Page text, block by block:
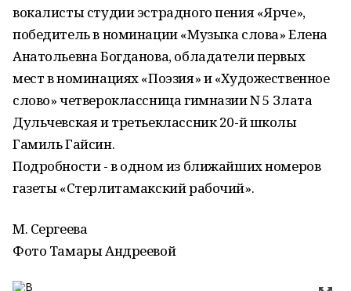
вокалисты студии эстрадного пения «Ярче»,
победитель в номинации «Музыка слова» Елена
Анатольевна Богданова, обладатели первых
мест в номинациях «Поэзия» и «Художественное
слово» четвероклассница гимназии N 5 Злата
Дульчевская и третьеклассник 20-й школы
Гамиль Гайсин.
Подробности - в одном из ближайших номеров
газеты «Стерлитамакский рабочий».
М. Сергеева
Фото Тамары Андреевой